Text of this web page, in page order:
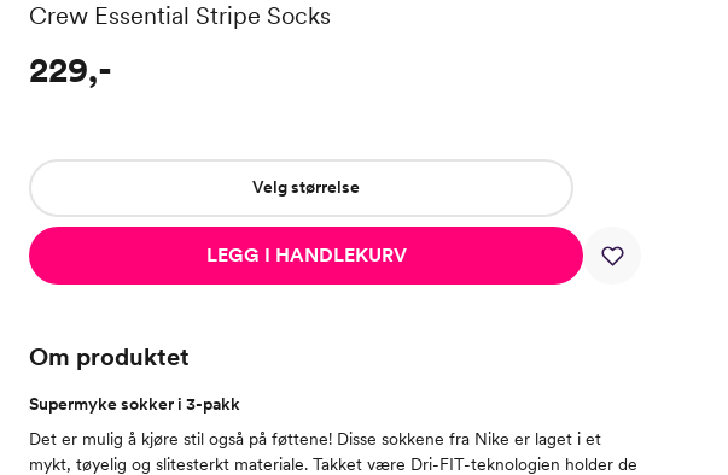
Crew Essential Stripe Socks
229,-
Velg størrelse
LEGG I HANDLEKURV
Om produktet
Supermyke sokker i 3-pakk
Det er mulig å kjøre stil også på føttene! Disse sokkene fra Nike er laget i et
mykt, tøyelig og slitesterkt materiale. Takket være Dri-FIT-teknologien holder de